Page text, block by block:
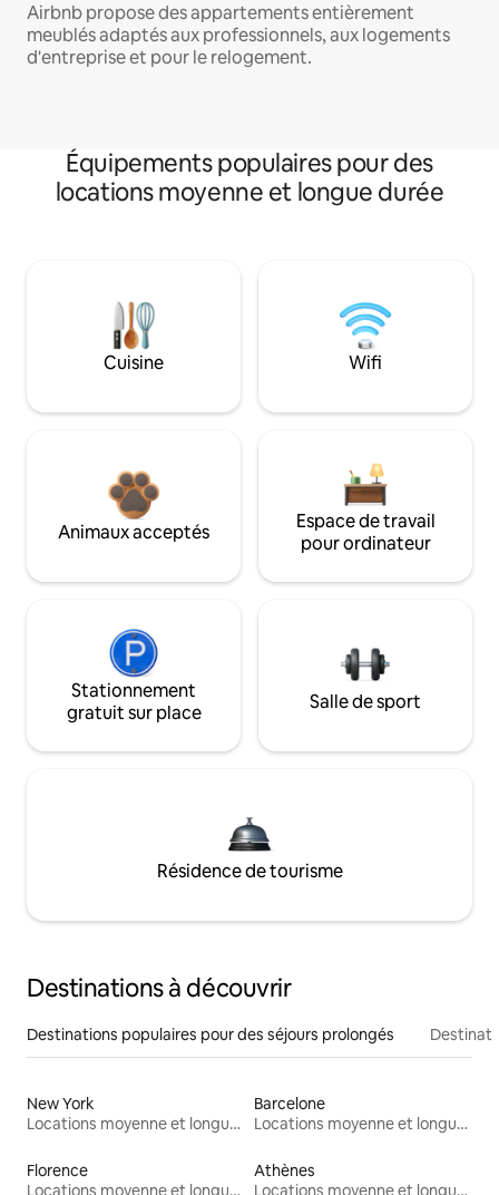
Airbnb propose des appartements entièrement
meublés adaptés aux professionnels, aux logements
d'entreprise et pour le relogement.
Équipements populaires pour des
locations moyenne et longue durée
Cuisine Wifi
Animaux acceptés
Espace de travail
pour ordinateur
Stationnement
gratuit sur place
Salle de sport
Résidence de tourisme
Destinations à découvrir
Destinations populaires pour des séjours prolongés
New York
Locations moyenne et longue durée
Barcelone
Locations moyenne et longue durée
Florence
Locations moyenne et longue durée
Athènes
Locations moyenne et longue durée